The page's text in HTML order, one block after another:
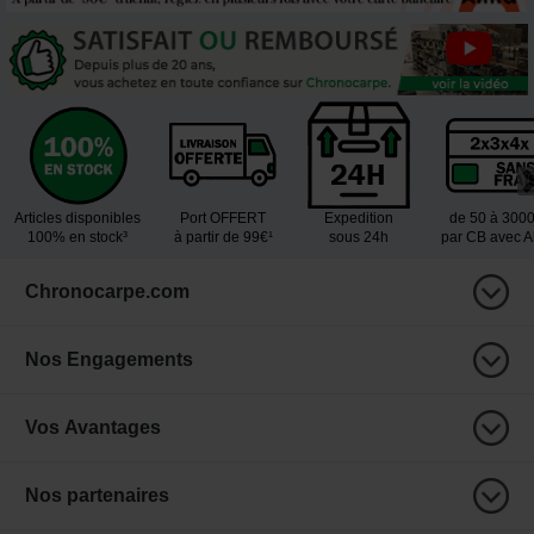
Articles disponibles
100% en stock³
Port OFFERT
à partir de 99€¹
Expedition
sous 24h
de 50 à
par CB avec
Chronocarpe.com
Nos Engagements
Vos Avantages
Nos partenaires